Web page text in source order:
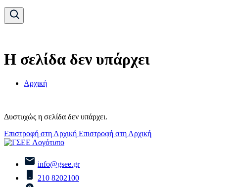
Η σελίδα δεν υπάρχει
Αρχική
Δυστυχώς η σελίδα δεν υπάρχει.
Επιστροφή στη Αρχική Επιστροφή στη Αρχική
info@gsee.gr
210 8202100